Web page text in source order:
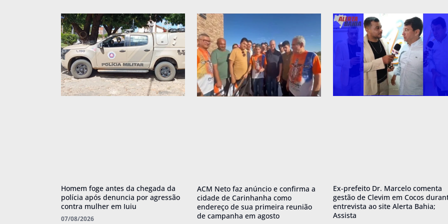
Homem foge antes da chegada da
polícia após denuncia por agressão
contra mulher em Iuiu
07/08/2026
ACM Neto faz anúncio e confirma a
cidade de Carinhanha como
endereço de sua primeira reunião
de campanha em agosto
Ex-prefeito Dr. Marcelo comenta
gestão de Clevim em Cocos
entrevista ao site Alerta Bahia;
Assista